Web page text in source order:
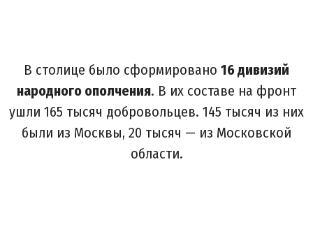
В столице было сформировано 16 дивизий
народного ополчения. В их составе на фронт
ушли 165 тысяч добровольцев. 145 тысяч из них
были из Москвы, 20 тысяч — из Московской
области.